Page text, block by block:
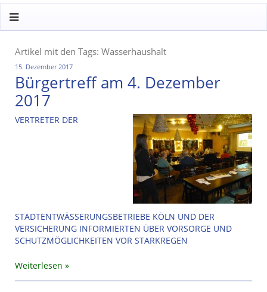
Artikel mit den Tags: Wasserhaushalt
15. Dezember 2017
Bürgertreff am 4. Dezember
2017
VERTRETER DER
STADTENTWÄSSERUNGSBETRIEBE KÖLN UND DER
VERSICHERUNG INFORMIERTEN ÜBER VORSORGE UND
SCHUTZMÖGLICHKEITEN VOR STARKREGEN
Weiterlesen